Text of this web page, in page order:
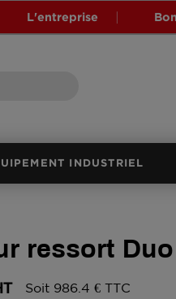
L'entreprise
INDUSTRIEL
ressort
Soit 986.4 € TTC